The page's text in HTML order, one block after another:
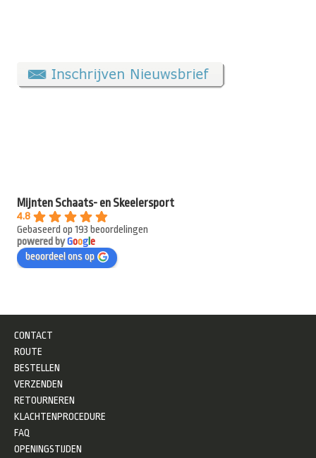
Mijnten Schaats- en Skeelersport
4.8
Gebaseerd op 193 beoordelingen
powered byGooge
beoordeel ons op
CONTACT
ROUTE
BESTELLEN
VERZENDEN
RETOURNEREN
KLACHTENPROCEDURE
FAQ
OPENINGSTIJDEN